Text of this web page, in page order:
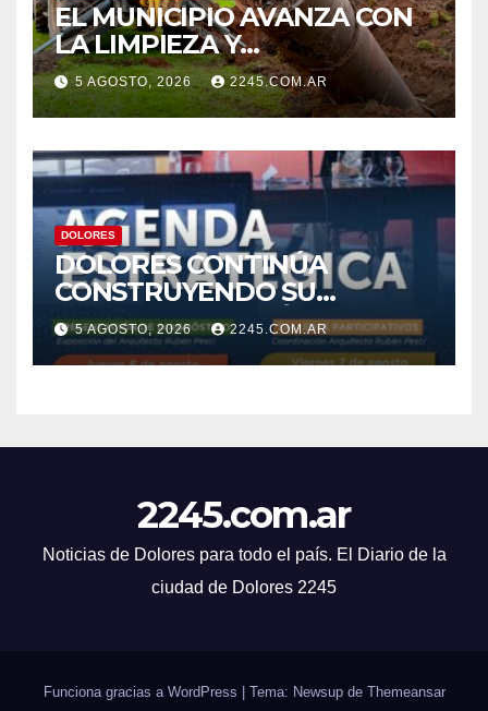
EL MUNICIPIO AVANZA CON
LA LIMPIEZA Y
MANTENIMIENTO DE
DESAGÜES
5 AGOSTO, 2026 2245.COM.AR
DOLORES
DOLORES CONTINÚA
CONSTRUYENDO SU
AGENDA ESTRATÉGICA CON
NUEVAS JORNADAS
PARTICIPATIVAS
5 AGOSTO, 2026 2245.COM.AR
2245.com.ar
Noticias de Dolores para todo el país. El Diario de la
ciudad de Dolores 2245
Funciona gracias a WordPress Tema: Newsup de Themeansar